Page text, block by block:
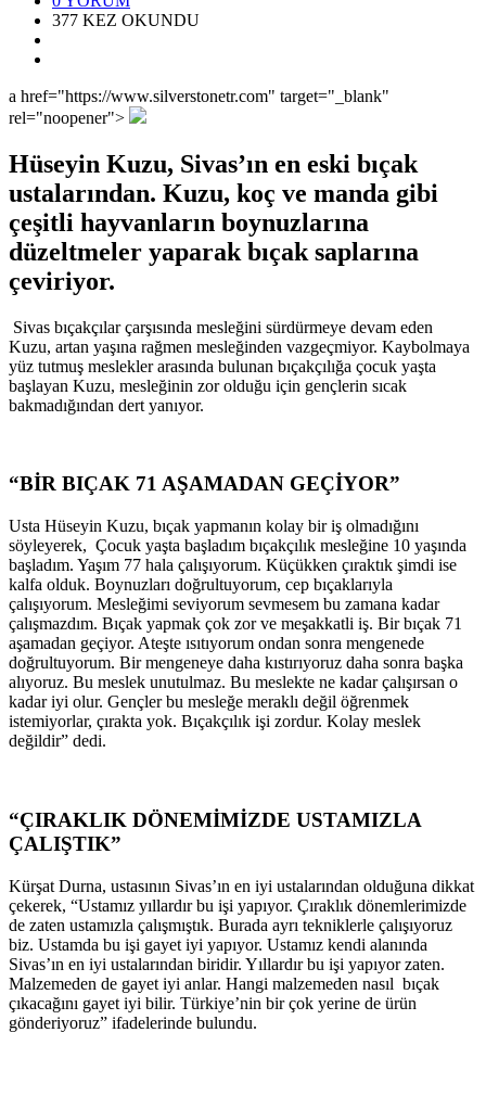
377 KEZ OKUNDU
a href="https://www.silverstonetr.com" target="_blank"
rel="noopener">
Hüseyin Kuzu, Sivas’ın en eski bıçak
ustalarından. Kuzu, koç ve manda gibi
çeşitli hayvanların boynuzlarına
düzeltmeler yaparak bıçak saplarına
çeviriyor.
Sivas bıçakçılar çarşısında mesleğini sürdürmeye devam eden
Kuzu, artan yaşına rağmen mesleğinden vazgeçmiyor. Kaybolmaya
yüz tutmuş meslekler arasında bulunan bıçakçılığa çocuk yaşta
başlayan Kuzu, mesleğinin zor olduğu için gençlerin sıcak
bakmadığından dert yanıyor.
“BİR BIÇAK 71 AŞAMADAN GEÇİYOR”
Usta Hüseyin Kuzu, bıçak yapmanın kolay bir iş olmadığını
söyleyerek, Çocuk yaşta başladım bıçakçılık mesleğine 10 yaşında
başladım. Yaşım 77 hala çalışıyorum. Küçükken çıraktık şimdi ise
kalfa olduk. Boynuzları doğrultuyorum, cep bıçaklarıyla
çalışıyorum. Mesleğimi seviyorum sevmesem bu zamana kadar
çalışmazdım. Bıçak yapmak çok zor ve meşakkatli iş. Bir bıçak 71
aşamadan geçiyor. Ateşte ısıtıyorum ondan sonra mengenede
doğrultuyorum. Bir mengeneye daha kıstırıyoruz daha sonra başka
alıyoruz. Bu meslek unutulmaz. Bu meslekte ne kadar çalışırsan o
kadar iyi olur. Gençler bu mesleğe meraklı değil öğrenmek
istemiyorlar, çırakta yok. Bıçakçılık işi zordur. Kolay meslek
değildir” dedi.
“ÇIRAKLIK DÖNEMİMİZDE USTAMIZLA
ÇALIŞTIK”
Kürşat Durna, ustasının Sivas’ın en iyi ustalarından olduğuna dikkat
çekerek, “Ustamız yıllardır bu işi yapıyor. Çıraklık dönemlerimizde
de zaten ustamızla çalışmıştık. Burada ayrı tekniklerle çalışıyoruz
biz. Ustamda bu işi gayet iyi yapıyor. Ustamız kendi alanında
Sivas’ın en iyi ustalarından biridir. Yıllardır bu işi yapıyor zaten.
Malzemeden de gayet iyi anlar. Hangi malzemeden nasıl bıçak
çıkacağını gayet iyi bilir. Türkiye’nin bir çok yerine de ürün
gönderiyoruz” ifadelerinde bulundu.